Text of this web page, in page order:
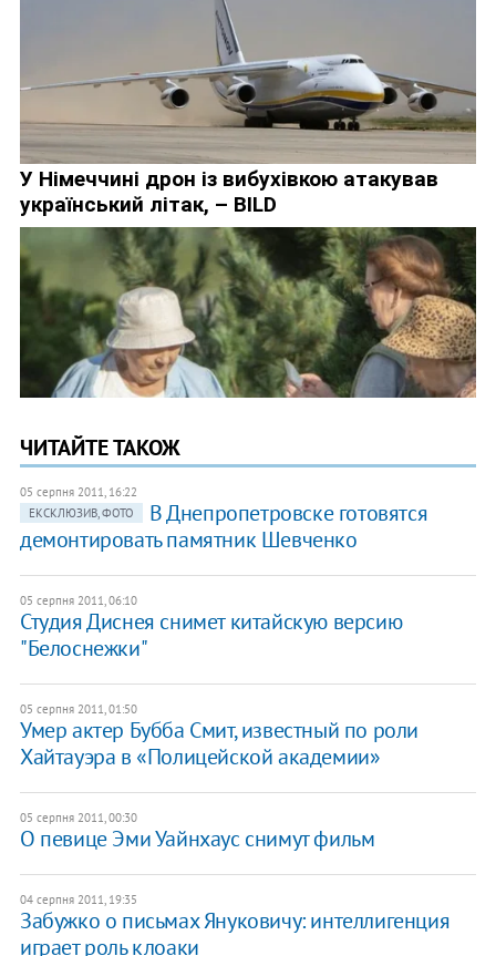
ЧИТАЙТЕ ТАКОЖ
05 серпня 2011, 16:22
ЕКСКЛЮЗИВ, ФОТО
В Днепропетровске готовятся
демонтировать памятник Шевченко
05 серпня 2011, 06:10
Студия Диснея снимет китайскую версию
"Белоснежки"
05 серпня 2011, 01:50
Умер актер Бубба Смит, известный по роли
Хайтауэра в «Полицейской академии»
05 серпня 2011, 00:30
О певице Эми Уайнхаус снимут фильм
04 серпня 2011, 19:35
Забужко о письмах Януковичу: интеллигенция
играет роль клоаки